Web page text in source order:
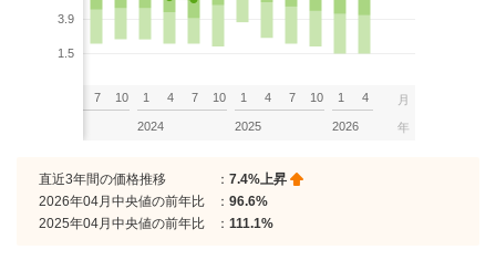
3.9
1.5
7 10 1 4 7 10
2024
1 4 7 10
2025
1 4
2026
月
年
直近3年間の価格推移 ： 7.4%上昇
2026年04月中央値の前年比
： 96.6%
2025年04月中央値の前年比
： 111.1%